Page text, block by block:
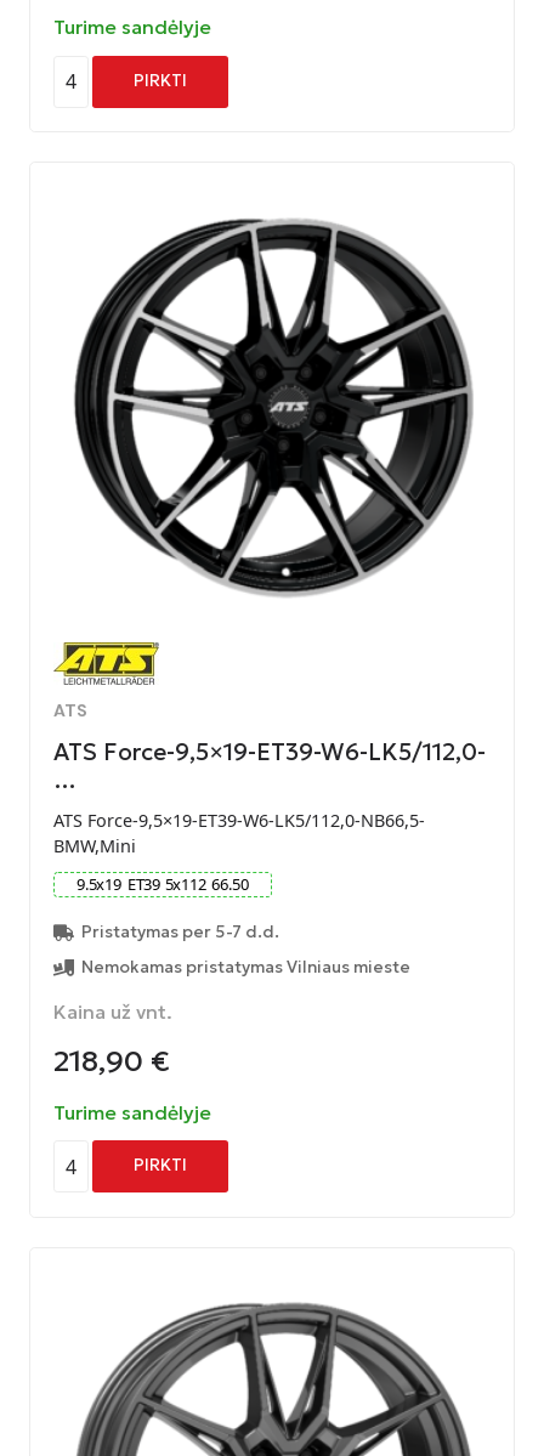
Turime sandėlyje
4 PIRKTI
ATS
ATS Force-9,5×19-ET39-W6-LK5/112,0-
…
ATS Force-9,5×19-ET39-W6-LK5/112,0-NB66,5-
BMW,Mini
9.5x19 ET39 5x112 66.50
Pristatymas per 5-7 d.d.
Nemokamas pristatymas Vilniaus mieste
Kaina už vnt.
218,90 €
Turime sandėlyje
4 PIRKTI